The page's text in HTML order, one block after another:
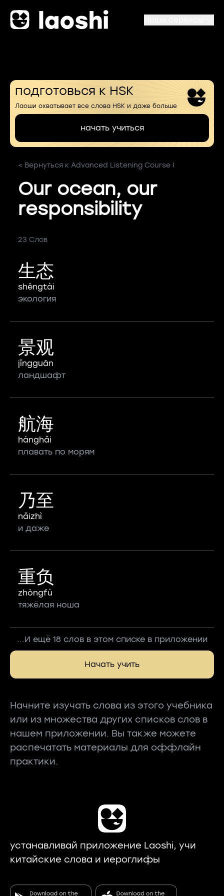
подготовься к HSK
Лаоши охватывает все слова HSK и даже больше
начать учиться
< Вернуться к Advanced Listening Course I
Our ocean, our
responsibility
23 Слов
生态
shēngtài
экология
景观
jǐngguān
ландшафт
航海
hánghǎi
плавать по морям
乃至
nǎizhì
и даже
重负
zhòngfù
тяжёлая ноша
...И ещё 18 слов в этом списке в приложении
Начать учить
Начните изучать слова из этого учебника
или из множества других списков слов в
нашем приложении. Вы также можете
распечатать материалы для оффлайн
практики.
устанавливай приложение Laoshi, учи
китайские слова и иероглифы